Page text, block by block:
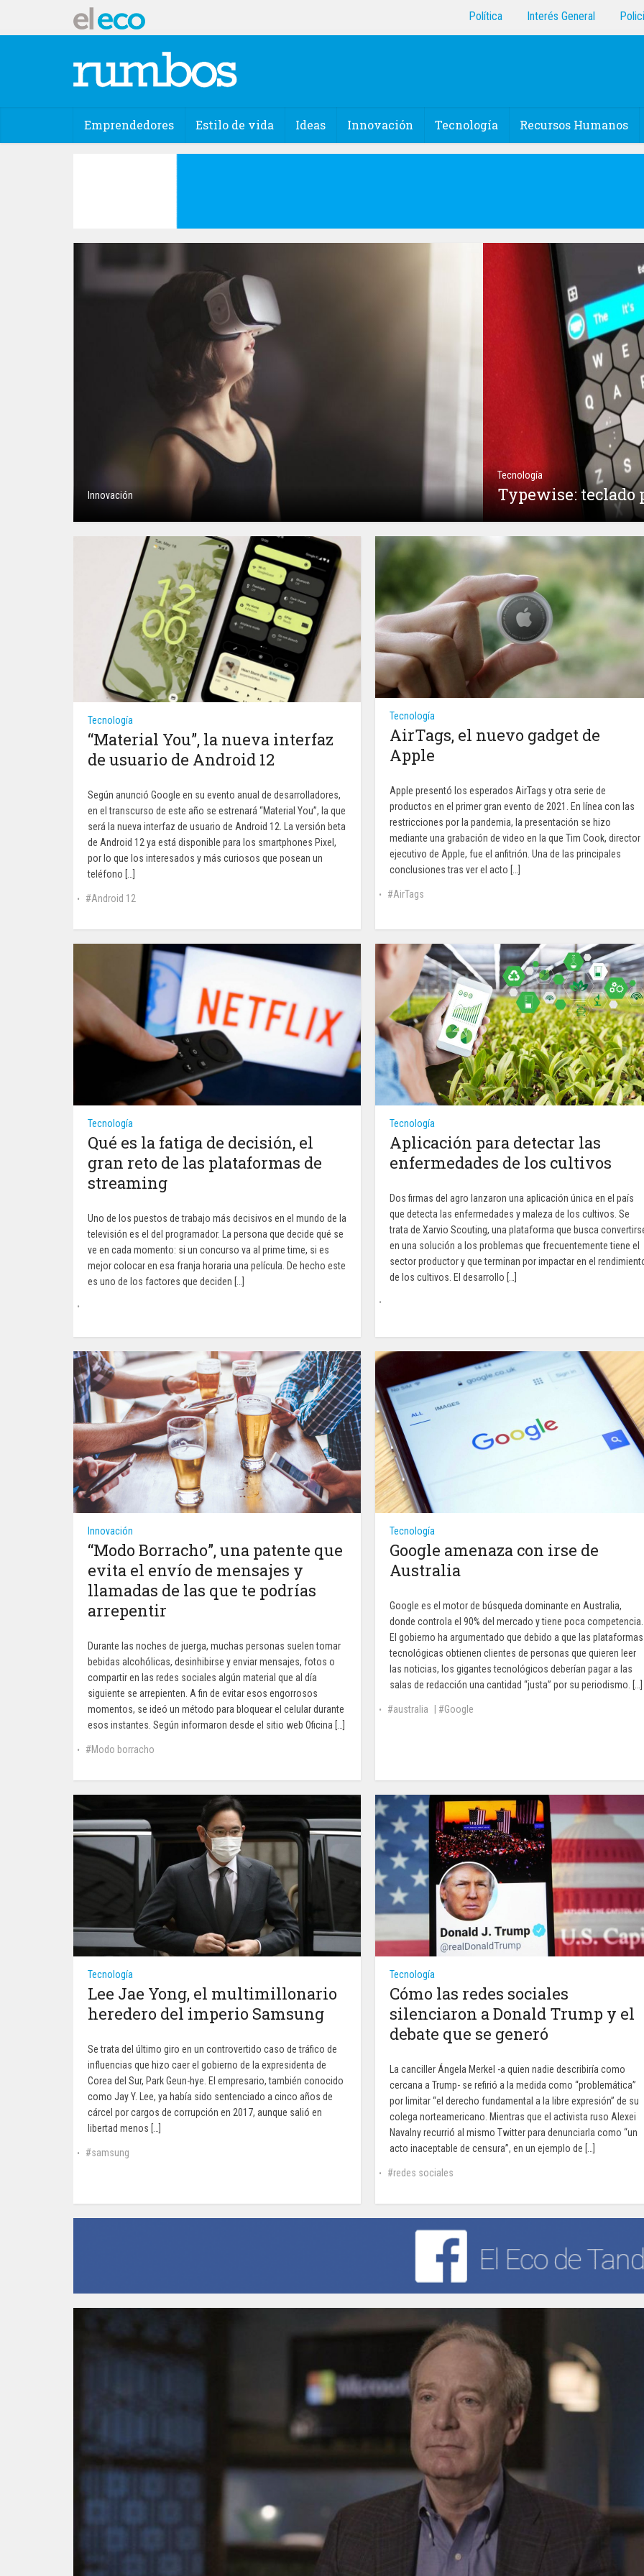
Política Interés General
Emprendedores Estilo de vida Ideas Innovación Tecnología Recursos Humanos
Innovación
Tecnología
Typewise: teclado
Tecnología
“Material You”, la nueva interfaz
de usuario de Android 12
Según anunció Google en su evento anual de desarrolladores,
en el transcurso de este año se estrenará “Material You”, la que
será la nueva interfaz de usuario de Android 12. La versión beta
de Android 12 ya está disponible para los smartphones Pixel,
por lo que los interesados y más curiosos que posean un
teléfono […]
Android 12
Tecnología
AirTags, el nuevo gadget de
Apple
Apple presentó los esperados AirTags y otra serie de
productos en el primer gran evento de 2021. En línea con las
restricciones por la pandemia, la presentación se hizo
mediante una grabación de video en la que Tim Cook, director
ejecutivo de Apple, fue el anfitrión. Una de las principales
conclusiones tras ver el acto […]
AirTags
Tecnología
Qué es la fatiga de decisión, el
gran reto de las plataformas de
streaming
Uno de los puestos de trabajo más decisivos en el mundo de la
televisión es el del programador. La persona que decide qué se
ve en cada momento: si un concurso va al prime time, si es
mejor colocar en esa franja horaria una película. De hecho este
es uno de los factores que deciden […]
Tecnología
Aplicación para detectar las
enfermedades de los cultivos
Dos firmas del agro lanzaron una aplicación única en el país
que detecta las enfermedades y maleza de los cultivos. Se
trata de Xarvio Scouting, una plataforma que busca
en una solución a los problemas que frecuentemente tiene el
sector productor y que terminan por impactar en el
de los cultivos. El desarrollo […]
Innovación
“Modo Borracho”, una patente que
evita el envío de mensajes y
llamadas de las que te podrías
arrepentir
Durante las noches de juerga, muchas personas suelen tomar
bebidas alcohólicas, desinhibirse y enviar mensajes, fotos o
compartir en las redes sociales algún material que al día
siguiente se arrepienten. A fin de evitar esos engorrosos
momentos, se ideó un método para bloquear el celular durante
esos instantes. Según informaron desde el sitio web Oficina […]
Modo borracho
Tecnología
Google amenaza con irse de
Australia
Google es el motor de búsqueda dominante en Australia,
donde controla el 90% del mercado y tiene poca competencia.
El gobierno ha argumentado que debido a que las plataformas
tecnológicas obtienen clientes de personas que quieren leer
las noticias, los gigantes tecnológicos deberían pagar a las
salas de redacción una cantidad “justa” por su periodismo. […]
australia Google
Tecnología
Lee Jae Yong, el multimillonario
heredero del imperio Samsung
Se trata del último giro en un controvertido caso de tráfico de
influencias que hizo caer el gobierno de la expresidenta de
Corea del Sur, Park Geun-hye. El empresario, también conocido
como Jay Y. Lee, ya había sido sentenciado a cinco años de
cárcel por cargos de corrupción en 2017, aunque salió en
libertad menos […]
samsung
Tecnología
Cómo las redes sociales
silenciaron a Donald Trump y el
debate que se generó
La canciller Ángela Merkel -a quien nadie describiría como
cercana a Trump- se refirió a la medida como “problemática”
por limitar “el derecho fundamental a la libre expresión” de su
colega norteamericano. Mientras que el activista ruso Alexei
Navalny recurrió al mismo Twitter para denunciarla como “un
acto inaceptable de censura”, en un ejemplo de […]
redes sociales